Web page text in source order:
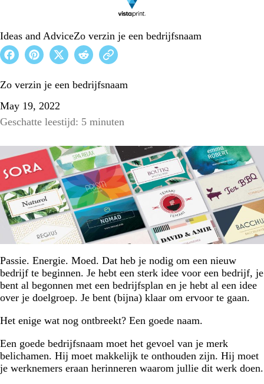
Ideas and AdviceZo verzin je een bedrijfsnaam
Zo verzin je een bedrijfsnaam
May 19, 2022
Geschatte leestijd: 5 minuten
Passie. Energie. Moed. Dat heb je nodig om een nieuw
bedrijf te beginnen. Je hebt een sterk idee voor een bedrijf, je
bent al begonnen met een bedrijfsplan en je hebt al een idee
over je doelgroep. Je bent (bijna) klaar om ervoor te gaan.
Het enige wat nog ontbreekt? Een goede naam.
Een goede bedrijfsnaam moet het gevoel van je merk
belichamen. Hij moet makkelijk te onthouden zijn. Hij moet
je werknemers eraan herinneren waarom jullie dit werk doen.